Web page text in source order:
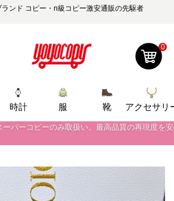
ンド コピー・n級コピー激安通販の先駆者
0
時計 服 靴 アクセサリ
ーパーコピーのみ取扱い。最高品質の再現度を
ーパーコピーのみ取扱い。最高品質の再現度を